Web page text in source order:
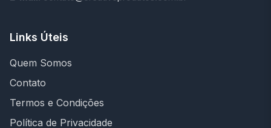
Links Úteis
Quem Somos
Contato
Termos e Condições
Política de Privacidade